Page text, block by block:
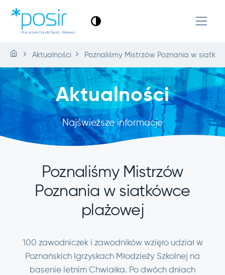
Aktualności Poznaliśmy Mistrzów Poznania w
Aktualności
Najświeższe informacje
Poznaliśmy Mistrzów
Poznania w siatkówce
plażowej
100 zawodniczek i zawodników wzięło udział w
Poznańskich Igrzyskach Młodzieży Szkolnej na
basenie letnim Chwiałka. Po dwóch dniach